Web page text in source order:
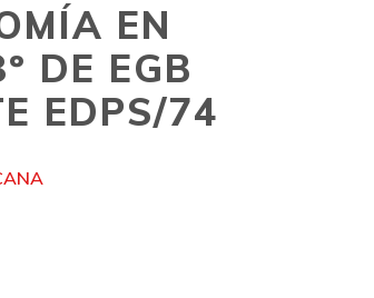
EN
DE EGB
EDPS/74